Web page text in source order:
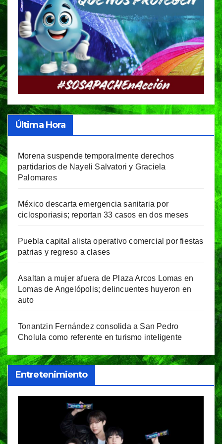
Última Hora
Morena suspende temporalmente derechos
partidarios de Nayeli Salvatori y Graciela
Palomares
México descarta emergencia sanitaria por
ciclosporiasis; reportan 33 casos en dos meses
Puebla capital alista operativo comercial por fiestas
patrias y regreso a clases
Asaltan a mujer afuera de Plaza Arcos Lomas en
Lomas de Angelópolis; delincuentes huyeron en
auto
Tonantzin Fernández consolida a San Pedro
Cholula como referente en turismo inteligente
Entretenimiento